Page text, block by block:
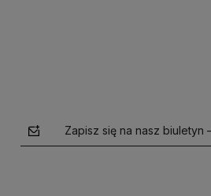
Zapisz się na nasz biuletyn